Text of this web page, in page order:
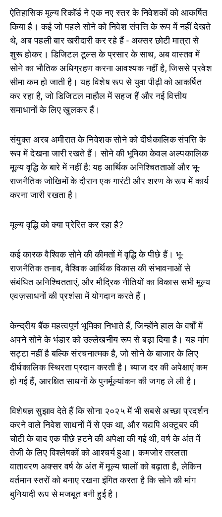
ऐतिहासिक मूल्य रिकॉर्ड ने एक नए स्तर के निवेशकों को आकर्षित
किया है। कई जो पहले सोने को निवेश संपत्ति के रूप में नहीं देखते
थे, अब पहली बार खरीदारी कर रहे हैं - अक्सर छोटी मात्रा से
शुरू होकर। डिजिटल टूल्स के प्रसार के साथ, अब वास्तव में
सोने का भौतिक अधिग्रहण करना आवश्यक नहीं है, जिससे प्रवेश
सीमा कम हो जाती है। यह विशेष रूप से युवा पीढ़ी को आकर्षित
कर रहा है, जो डिजिटल माहौल में सहज हैं और नई वित्तीय
समाधानों के लिए खुलकर हैं।
संयुक्त अरब अमीरात के निवेशक सोने को दीर्घकालिक संपत्ति के
रूप में देखना जारी रखते हैं। सोने की भूमिका केवल अल्पकालिक
मूल्य वृद्धि के बारे में नहीं है: यह आर्थिक अनिश्चितताओं और भू-
राजनैतिक जोखिमों के दौरान एक गारंटी और शरण के रूप में कार्य
करना जारी रखता है।
मूल्य वृद्धि को क्या प्रेरित कर रहा है?
कई कारक वैश्विक सोने की कीमतों में वृद्धि के पीछे हैं। भू-
राजनैतिक तनाव, वैश्विक आर्थिक विकास की संभावनाओं से
संबंधित अनिश्चितताएं, और मौद्रिक नीतियों का विकास सभी मूल्य
एवज़साधनों की प्रशंसा में योगदान करते हैं।
केन्द्रीय बैंक महत्वपूर्ण भूमिका निभाते हैं, जिन्होंने हाल के वर्षों में
अपने सोने के भंडार को उल्लेखनीय रूप से बढ़ा दिया है। यह मांग
सट्टा नहीं है बल्कि संरचनात्मक है, जो सोने के बाजार के लिए
दीर्घकालिक स्थिरता प्रदान करती है। ब्याज दर की अपेक्षाएं कम
हो गई हैं, आरक्षित साधनों के पुनर्मूल्यांकन की जगह ले ली है।
विशेषज्ञ सुझाव देते हैं कि सोना २०२५ में भी सबसे अच्छा प्रदर्शन
करने वाले निवेश साधनों में से एक था, और यद्यपि अक्टूबर की
चोटी के बाद एक पीछे हटने की अपेक्षा की गई थी, वर्ष के अंत में
तेजी के लिए विश्लेषकों को आश्चर्य हुआ। कमजोर तरलता
वातावरण अक्सर वर्ष के अंत में मूल्य चालों को बढ़ाता है, लेकिन
वर्तमान स्तरों को बनाए रखना इंगित करता है कि सोने की मांग
बुनियादी रूप से मजबूत बनी हुई है।